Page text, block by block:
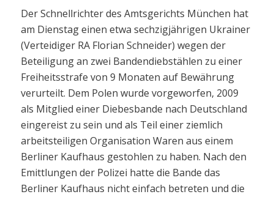
Der Schnellrichter des Amtsgerichts München hat
am Dienstag einen etwa sechzigjährigen Ukrainer
(Verteidiger RA Florian Schneider) wegen der
Beteiligung an zwei Bandendiebstählen zu einer
Freiheitsstrafe von 9 Monaten auf Bewährung
verurteilt. Dem Polen wurde vorgeworfen, 2009
als Mitglied einer Diebesbande nach Deutschland
eingereist zu sein und als Teil einer ziemlich
arbeitsteiligen Organisation Waren aus einem
Berliner Kaufhaus gestohlen zu haben. Nach den
Emittlungen der Polizei hatte die Bande das
Berliner Kaufhaus nicht einfach betreten und die